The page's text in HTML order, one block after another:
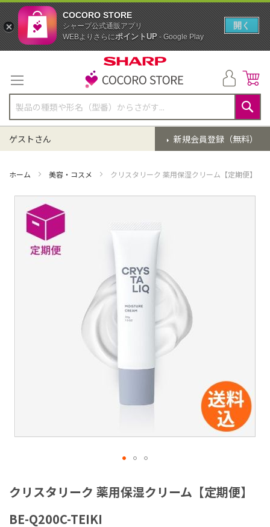
テ
ン
ツ
に
ス
キ
ッ
検
索
新規会員登録（無料）
ゲストさん
ホーム 美容・コスメ クリスタリーク 薬用保湿クリーム【定期便】
クリスタリーク 薬用保湿クリーム【定期便】
BE-Q200C-TEIKI
メ
ー
ギ
COCORO STORE
シャープ公式通販アプリ
WEBよりさらにポイントUP- Google Play
開く